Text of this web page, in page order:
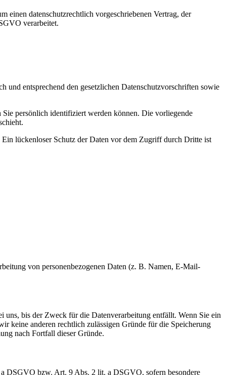
einen datenschutzrechtlich vorgeschriebenen Vertrag, der
verarbeitet.
und entsprechend den gesetzlichen Datenschutzvorschriften sowie
Sie persönlich identifiziert werden können. Die vorliegende
lückenloser Schutz der Daten vor dem Zugriff durch Dritte ist
von personenbezogenen Daten (z. B. Namen, E-Mail-
uns, bis der Zweck für die Datenverarbeitung entfällt. Wenn Sie ein
keine anderen rechtlich zulässigen Gründe für die Speicherung
nach Fortfall dieser Gründe.
DSGVO bzw. Art. 9 Abs. 2 lit. a DSGVO, sofern besondere